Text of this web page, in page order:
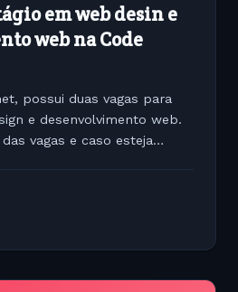
em web desin e
web na Code
possui duas vagas para
e desenvolvimento web.
vagas e caso esteja